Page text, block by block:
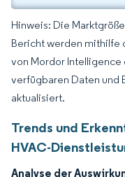
Hinweis: Die
Bericht werden mithilfe
von Mordor
verfügbaren Daten und
aktualisiert.
Trends und
HVAC-
Analyse der